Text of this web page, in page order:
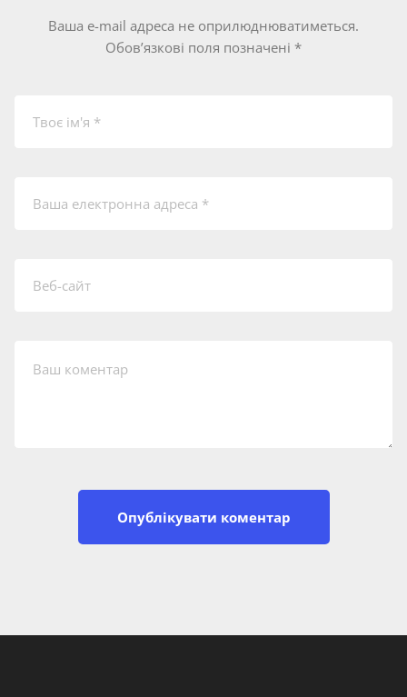
Ваша e-mail адреса не оприлюднюватиметься.
Обов’язкові поля позначені *